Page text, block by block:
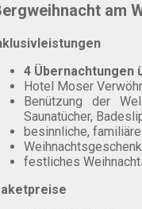
am
4 Übernachtungen
Hotel Moser
Benützung der
Saunatücher,
besinnliche,
Weihnachtsgeschenk
festliches